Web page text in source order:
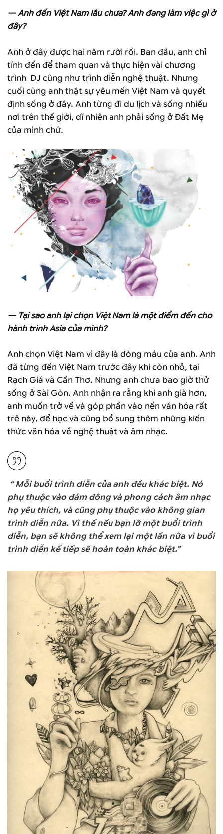
— Anh đến Việt Nam lâu chưa? Anh đang làm việc gì ở
đây?
Anh ở đây được hai năm rưỡi rồi. Ban đầu, anh chỉ
tính đến để tham quan và thực hiện vài chương
trình DJ cũng như trình diễn nghệ thuật. Nhưng
cuối cùng anh thật sự yêu mến Việt Nam và quyết
định sống ở đây. Anh từng đi du lịch và sống nhiều
nơi trên thế giới, dĩ nhiên anh phải sống ở Đất Mẹ
của mình chứ.
— Tại sao anh lại chọn Việt Nam là một điểm đến cho
hành trình Asia của mình?
Anh chọn Việt Nam vì đây là dòng máu của anh. Anh
đã từng đến Việt Nam trước đây khi còn nhỏ, tại
Rạch Giá và Cần Thơ. Nhưng anh chưa bao giờ thử
sống ở Sài Gòn. Anh nhận ra rằng khi anh già hơn,
anh muốn trở về và góp phần vào nền văn hóa rất
trẻ này, để học và cũng bổ sung thêm những kiến
thức văn hóa về nghệ thuật và âm nhạc.
“ Mỗi buổi trình diễn của anh đều khác biệt. Nó
phụ thuộc vào đám đông và phong cách âm nhạc
họ yêu thích, và cũng phụ thuộc vào không gian
trình diễn nữa. Vì thế nếu bạn lỡ một buổi trình
diễn, bạn sẽ không thể xem lại một lần nữa vì buổi
trình diễn kế tiếp sẽ hoàn toàn khác biệt.”